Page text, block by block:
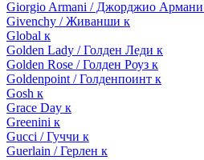
Giorgio Armani / Джорджио
Givenchy / Живанши к
Global к
Golden Lady / Голден Леди к
Golden Rose / Голден Роуз к
Goldenpoint / Голденпоинт к
Gosh к
Grace Day к
Greenini к
Gucci / Гуччи к
Guerlain / Герлен к